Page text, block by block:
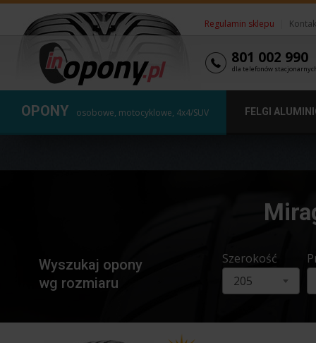
Regulamin sklepu
801 002 990
dla telefonów
OPONY osobowe, motocyklowe, 4x4/SUV FELGI
Wyszukaj opony
wg rozmiaru
Szerokość
205